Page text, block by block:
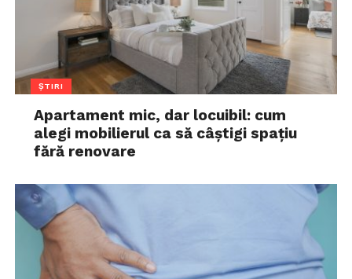
ȘTIRI
Apartament mic, dar locuibil: cum
alegi mobilierul ca să câștigi spațiu
fără renovare